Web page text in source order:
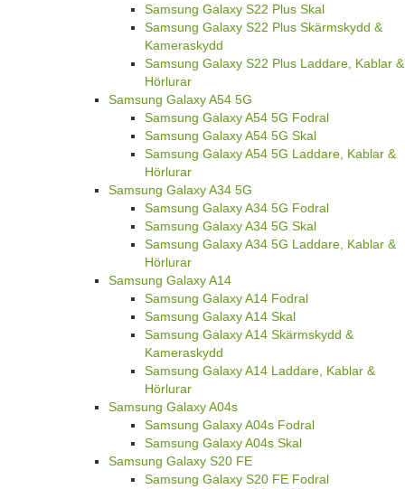
Samsung Galaxy S22 Plus Skal
Samsung Galaxy S22 Plus Skärmskydd &
Kameraskydd
Samsung Galaxy S22 Plus Laddare, Kablar &
Hörlurar
Samsung Galaxy A54 5G
Samsung Galaxy A54 5G Fodral
Samsung Galaxy A54 5G Skal
Samsung Galaxy A54 5G Laddare, Kablar &
Hörlurar
Samsung Galaxy A34 5G
Samsung Galaxy A34 5G Fodral
Samsung Galaxy A34 5G Skal
Samsung Galaxy A34 5G Laddare, Kablar &
Hörlurar
Samsung Galaxy A14
Samsung Galaxy A14 Fodral
Samsung Galaxy A14 Skal
Samsung Galaxy A14 Skärmskydd &
Kameraskydd
Samsung Galaxy A14 Laddare, Kablar &
Hörlurar
Samsung Galaxy A04s
Samsung Galaxy A04s Fodral
Samsung Galaxy A04s Skal
Samsung Galaxy S20 FE
Samsung Galaxy S20 FE Fodral